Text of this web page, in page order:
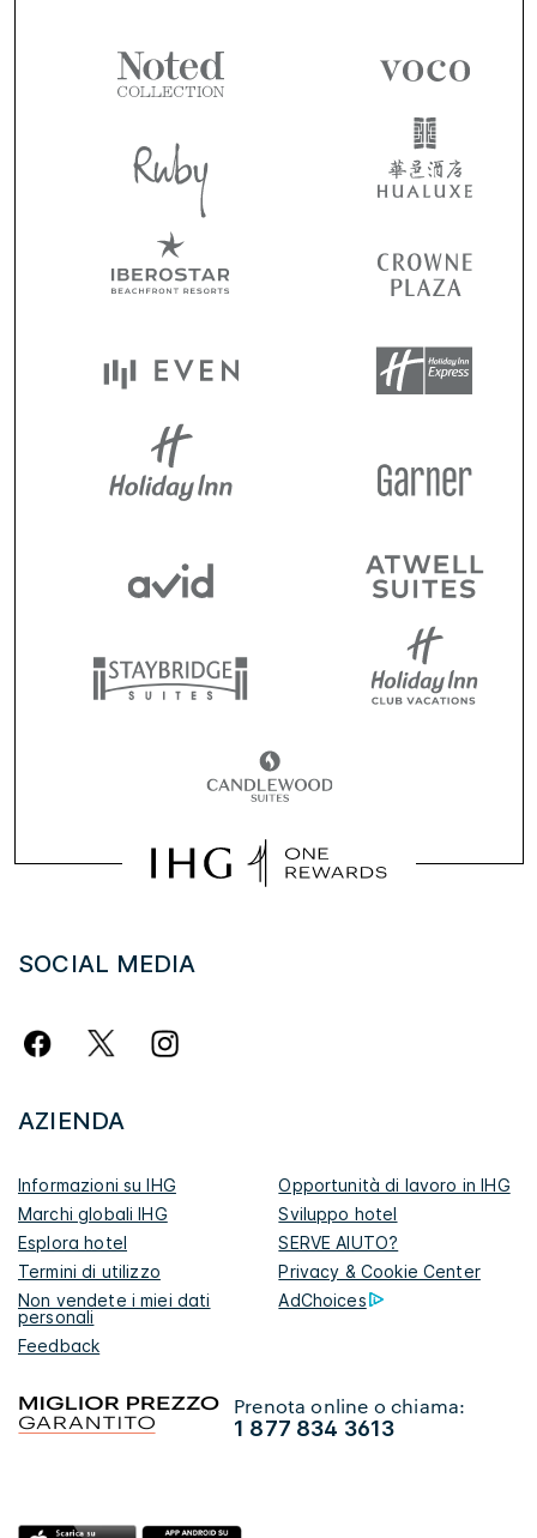
SOCIAL MEDIA
AZIENDA
Informazioni su IHG
Opportunità di lavoro in IHG
Marchi globali IHG
Sviluppo hotel
Esplora hotel
SERVE AIUTO?
Termini di utilizzo
Privacy & Cookie Center
Non vendete i miei dati
personali
AdChoices
Feedback
Prenota online o chiama:
1 877 834 3613